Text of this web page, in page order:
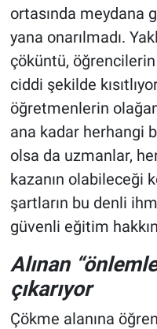
ortasında meydana
yana onarılmadı.
çöküntü,
ciddi şekilde
öğretmenlerin
ana kadar herhangi
olsa da uzmanlar,
kazanın olabileceği
şartların bu denli
güvenli eğitim
Alınan
çıkarıyor
Çökme alanına